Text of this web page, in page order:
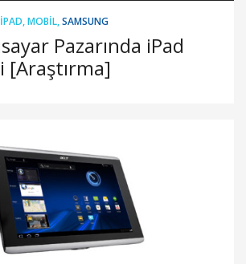
IPAD,MOBIL,SAMSUNG
Pazarında iPad
[Araştırma]